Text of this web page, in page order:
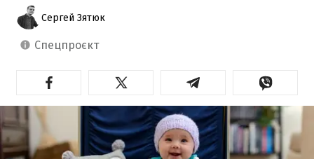
Сергей Зятюк
спецпроєкт